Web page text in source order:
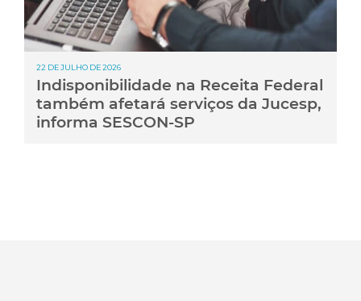
22 DE JULHO DE 2026
Indisponibilidade na Receita Federal
também afetará serviços da Jucesp,
informa SESCON-SP